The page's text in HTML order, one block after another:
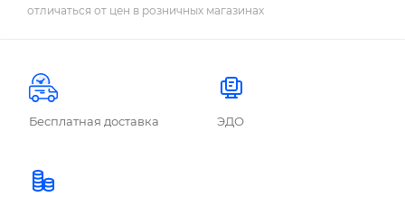
отличаться от цен в розничных магазинах
Бесплатная доставка ЭДО